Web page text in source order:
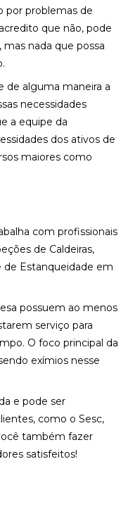
por problemas de
que não, pode
nada que possa
de alguma maneira a
necessidades
a equipe da
dos ativos de
maiores como
com profissionais
de Caldeiras,
de Estanqueidade em
possuem ao menos
serviço para
O foco principal da
exímios nesse
e pode ser
como o Sesc,
também fazer
satisfeitos!